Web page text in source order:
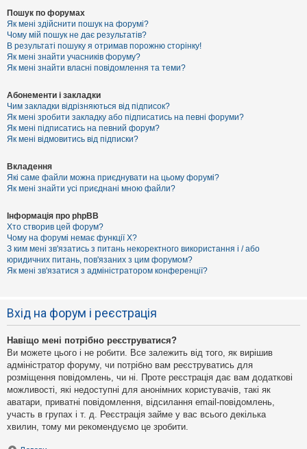
Пошук по форумах
Як мені здійснити пошук на форумі?
Чому мій пошук не дає результатів?
В результаті пошуку я отримав порожню сторінку!
Як мені знайти учасників форуму?
Як мені знайти власні повідомлення та теми?
Абонементи і закладки
Чим закладки відрізняються від підписок?
Як мені зробити закладку або підписатись на певні форуми?
Як мені підписатись на певний форум?
Як мені відмовитись від підписки?
Вкладення
Які саме файли можна приєднувати на цьому форумі?
Як мені знайти усі приєднані мною файли?
Інформація про phpBB
Хто створив цей форум?
Чому на форумі немає функції X?
З ким мені зв'язатись з питань некоректного використання і / або
юридичних питань, пов'язаних з цим форумом?
Як мені зв'язатися з адміністратором конференції?
Вхід на форум і реєстрація
Навіщо мені потрібно реєструватися?
Ви можете цього і не робити. Все залежить від того, як вирішив
адміністратор форуму, чи потрібно вам реєструватись для
розміщення повідомлень, чи ні. Проте реєстрація дає вам додаткові
можливості, які недоступні для анонімних користувачів, такі як
аватари, приватні повідомлення, відсилання email-повідомлень,
участь в групах і т. д. Реєстрація займе у вас всього декілька
хвилин, тому ми рекомендуємо це зробити.